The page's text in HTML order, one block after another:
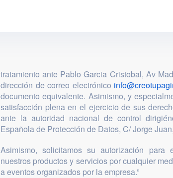
tratamiento ante Pablo Garcia Cristobal, Av
dirección de correo electrónico
documento equivalente. Asimismo, y
satisfacción plena en el ejercicio de sus
ante la autoridad nacional de control
Española de Protección de Datos, C/ Jorge
Asimismo, solicitamos su autorización para
nuestros productos y servicios por cualquier
a eventos organizados por la empresa.”